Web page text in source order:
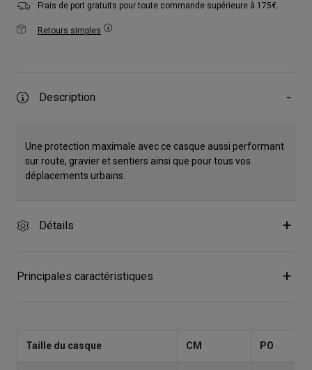
Frais de port gratuits pour toute commande supérieure à 175€
Retours simples
Description
Une protection maximale avec ce casque aussi performant
sur route, gravier et sentiers ainsi que pour tous vos
déplacements urbains.
Détails
Principales caractéristiques
Taille du casque CM PO